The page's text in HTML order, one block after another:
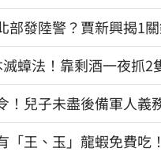
部發陸警？賈新興揭1
蟑法！靠剩酒一夜抓2
！兒子未盡後備軍人義
期
「王、玉」龍蝦免費吃！